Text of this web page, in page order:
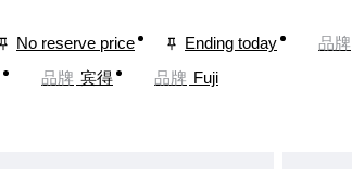
No reserve price Ending today 品牌
品牌 宾得 品牌 Fuji